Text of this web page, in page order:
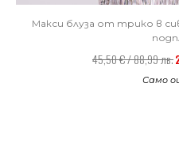
Макси блуза от трико в
45,50 € / 88,99 лв.
Само